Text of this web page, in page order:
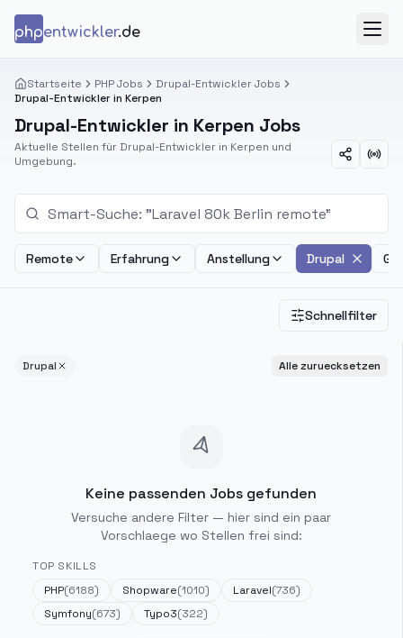
phpentwickler.de
Startseite PHP Jobs
Drupal-Entwickler Jobs
Drupal-Entwickler in Kerpen
Drupal-Entwickler in Kerpen Jobs
Aktuelle Stellen für Drupal-Entwickler in Kerpen und
Umgebung.
Remote Erfahrung Anstellung Drupal
Schnellfilter
Drupal Alle zuruecksetzen
Keine passenden Jobs gefunden
Versuche andere Filter — hier sind ein paar
Vorschlaege wo Stellen frei sind:
TOP SKILLS
PHP(6188) Shopware(1010) Laravel(736)
Symfony(673) Typo3(322)